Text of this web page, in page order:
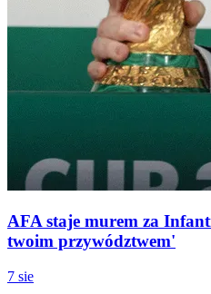
AFA staje murem za
twoim przywództwem'
7 sie